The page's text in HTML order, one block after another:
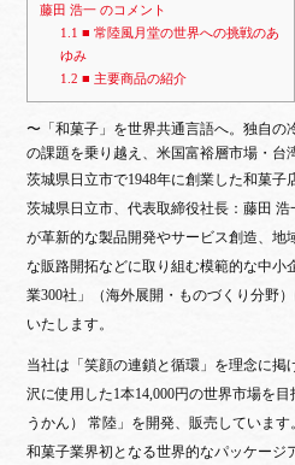
藤田 浩一 のコメント
1.1 ■ 常陸風月堂の世界への挑戦のあ
ゆみ
1.2 ■ 主要商品の紹介
〜「和菓子」を世界共通言語へ。独自の
の課題を乗り越え、米国富裕層市場・台
茨城県日立市で1948年に創業した和菓子
茨城県日立市、代表取締役社長：藤田
が革新的な製品開発やサービス創造、地
な販路開拓などに取り組む模範的な中小
業300社」（海外展開・ものづくり分野
いたします。
当社は「笑顔の連鎖と循環」を理念に掲
沢に使用した1本14,000円の世界市場を
うかん） 常陸」を開発、販売しています
和菓子業界初となる世界的なパッケージ